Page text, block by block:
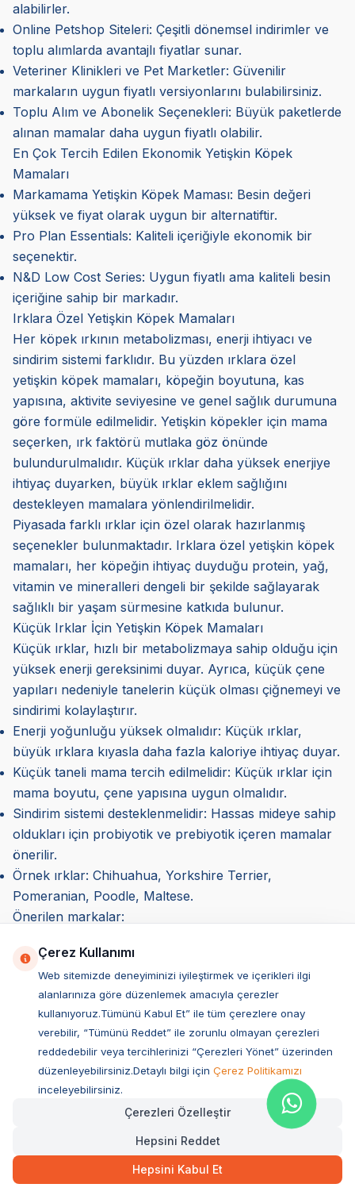
alabilirler.
Online Petshop Siteleri: Çeşitli dönemsel indirimler ve
toplu alımlarda avantajlı fiyatlar sunar.
Veteriner Klinikleri ve Pet Marketler: Güvenilir
markaların uygun fiyatlı versiyonlarını bulabilirsiniz.
Toplu Alım ve Abonelik Seçenekleri: Büyük paketlerde
alınan mamalar daha uygun fiyatlı olabilir.
En Çok Tercih Edilen Ekonomik Yetişkin Köpek
Mamaları
Markamama Yetişkin Köpek Maması: Besin değeri
yüksek ve fiyat olarak uygun bir alternatiftir.
Pro Plan Essentials: Kaliteli içeriğiyle ekonomik bir
seçenektir.
N&D Low Cost Series: Uygun fiyatlı ama kaliteli besin
içeriğine sahip bir markadır.
Irklara Özel Yetişkin Köpek Mamaları
Her köpek ırkının metabolizması, enerji ihtiyacı ve
sindirim sistemi farklıdır. Bu yüzden ırklara özel
yetişkin köpek mamaları, köpeğin boyutuna, kas
yapısına, aktivite seviyesine ve genel sağlık durumuna
göre formüle edilmelidir. Yetişkin köpekler için mama
seçerken, ırk faktörü mutlaka göz önünde
bulundurulmalıdır. Küçük ırklar daha yüksek enerjiye
ihtiyaç duyarken, büyük ırklar eklem sağlığını
destekleyen mamalara yönlendirilmelidir.
Piyasada farklı ırklar için özel olarak hazırlanmış
seçenekler bulunmaktadır. Irklara özel yetişkin köpek
mamaları, her köpeğin ihtiyaç duyduğu protein, yağ,
vitamin ve mineralleri dengeli bir şekilde sağlayarak
sağlıklı bir yaşam sürmesine katkıda bulunur.
Küçük Irklar İçin Yetişkin Köpek Mamaları
Küçük ırklar, hızlı bir metabolizmaya sahip olduğu için
yüksek enerji gereksinimi duyar. Ayrıca, küçük çene
yapıları nedeniyle tanelerin küçük olması çiğnemeyi ve
sindirimi kolaylaştırır.
Enerji yoğunluğu yüksek olmalıdır: Küçük ırklar,
büyük ırklara kıyasla daha fazla kaloriye ihtiyaç duyar.
Küçük taneli mama tercih edilmelidir: Küçük ırklar için
mama boyutu, çene yapısına uygun olmalıdır.
Sindirim sistemi desteklenmelidir: Hassas mideye sahip
oldukları için probiyotik ve prebiyotik içeren mamalar
önerilir.
Örnek ırklar: Chihuahua, Yorkshire Terrier,
Pomeranian, Poodle, Maltese.
Önerilen markalar:
formüle edilmiş sindirimi kolay bir mamadır.
N&D Small Breed Adult: Küçük ırklar için tahılsız ve
yüksek protein içeren mama seçenekleri sunar.
Pro Plan Small & Mini Adult: Küçük ırklara özel
yüksek enerjili formüller içerir.
Orta Irklar İçin Yetişkin Köpek Mamaları
Orta büyüklükteki köpekler, genellikle aktif bir yaşam
sürer ve kas kütlelerini koruyabilmek için dengeli bir
beslenmeye ihtiyaç duyar. Yetişkin köpek maması, bu
ırklar için protein, yağ ve lif açısından dengeli olmalıdır.
Protein oranı dengeli olmalıdır: Orta ırklar için %25-30
protein içeren mamalar tercih edilmelidir.
Çerez Kullanımı
Web sitemizde deneyiminizi iyileştirmek ve içerikleri ilgi
alanlarınıza göre düzenlemek amacıyla çerezler
kullanıyoruz.Tümünü Kabul Et” ile tüm çerezlere onay
verebilir, “Tümünü Reddet” ile zorunlu olmayan çerezleri
reddedebilir veya tercihlerinizi “Çerezleri Yönet” üzerinden
düzenleyebilirsiniz.Detaylı bilgi için Çerez Politikamızı
inceleyebilirsiniz.
Çerezleri Özelleştir
Hepsini Reddet
Hepsini Kabul Et